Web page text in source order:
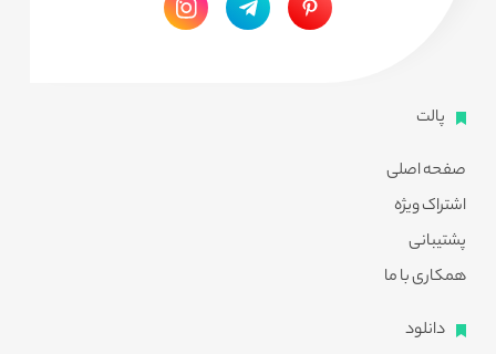
پالت
صفحه اصلی
اشتراک ویژه
پشتیبانی
همکاری با ما
دانلود